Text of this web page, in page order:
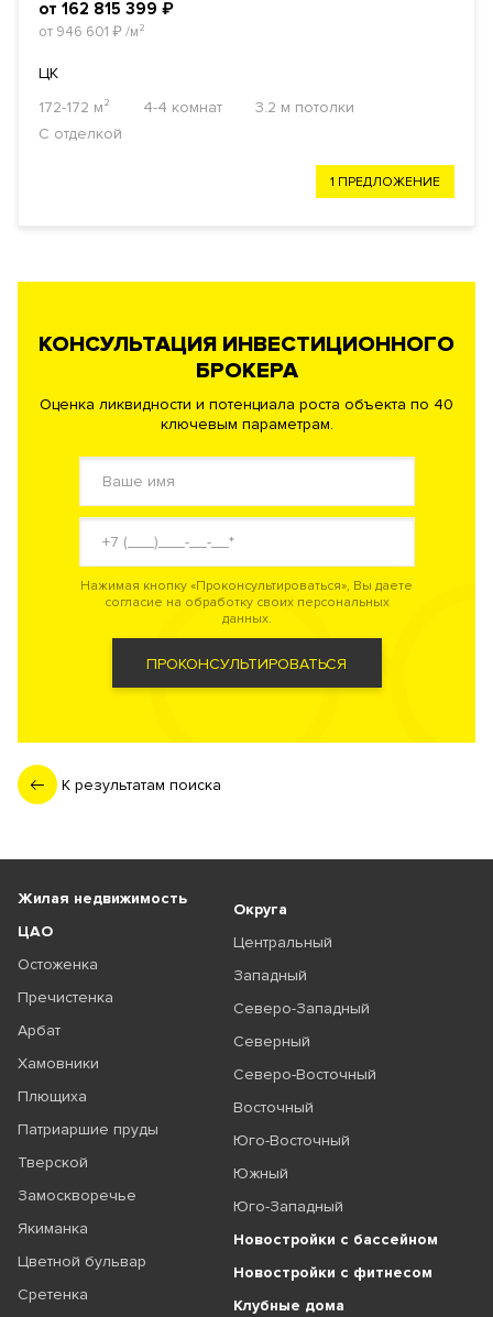
от 162 815 399 ₽
от 946 601 ₽/м²
ЦК
172-172 м²
4-4 комнат
3.2 м потолки
С отделкой
1 ПРЕДЛОЖЕНИЕ
КОНСУЛЬТАЦИЯ ИНВЕСТИЦИОННОГО
БРОКЕРА
Оценка ликвидности и потенциала роста объекта по 40
ключевым параметрам.
Нажимая кнопку «Проконсультироваться», Вы даете
согласие на обработку своих персональных
данных.
ПРОКОНСУЛЬТИРОВАТЬСЯ
К результатам поиска
Жилая недвижимость
ЦАО
Остоженка
Пречистенка
Арбат
Хамовники
Плющиха
Патриаршие пруды
Тверской
Замоскворечье
Якиманка
Цветной бульвар
Сретенка
Округа
Центральный
Западный
Северо-Западный
Северный
Северо-Восточный
Восточный
Юго-Восточный
Южный
Юго-Западный
Новостройки с бассейном
Новостройки с фитнесом
Клубные дома